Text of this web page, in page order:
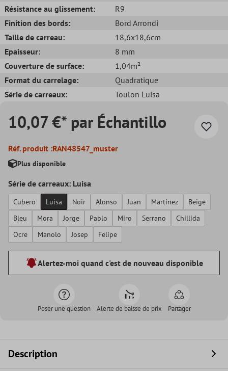
Résistance au glissement:
R9
Finition des bords:
Bord Arrondi
Taille de carreau:
18,6x18,6cm
Epaisseur:
8 mm
Couverture de surface:
1,04m²
Format du carrelage:
Quadratique
Série de carreaux:
Toulon Luisa
10,07 €* par Échantillo
Réf. produit :RAN48547_muster
Plus disponible
Série de carreaux: Luisa
Cubero Luisa Noir Alonso Juan Martinez
Beige
Bleu
Mora Jorge Pablo Miro Serrano
Chillida
Ocre
Manolo Josep Felipe
Alertez-moi quand c'est de nouveau disponible
Poser une question Alerte de baisse de prix Partager
Description